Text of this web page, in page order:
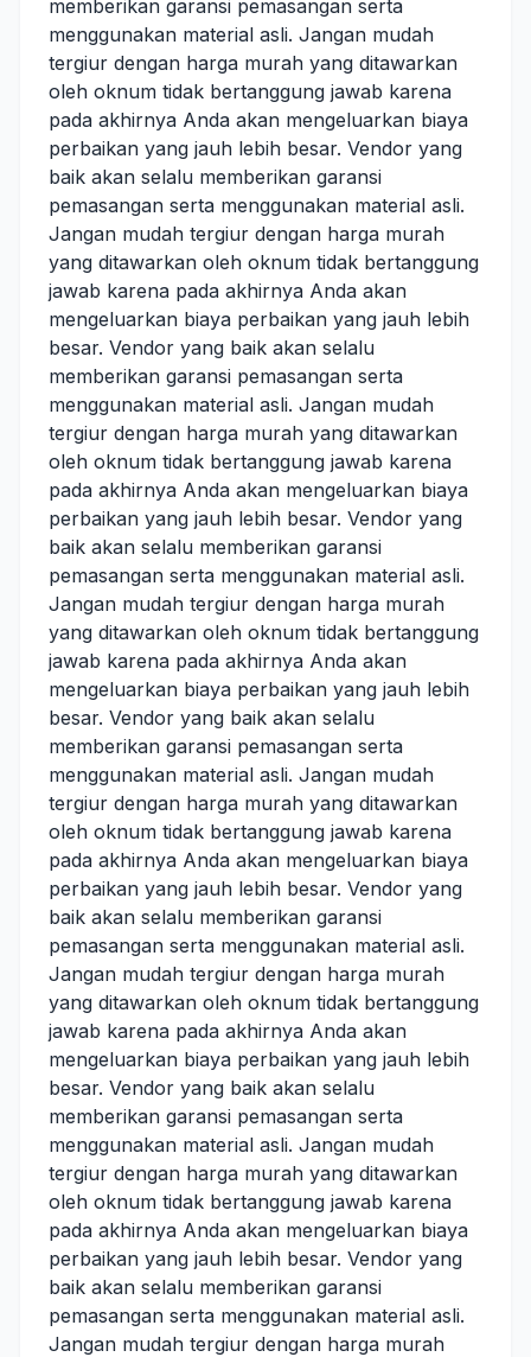
memberikan garansi pemasangan serta
menggunakan material asli. Jangan mudah
tergiur dengan harga murah yang ditawarkan
oleh oknum tidak bertanggung jawab karena
pada akhirnya Anda akan mengeluarkan biaya
perbaikan yang jauh lebih besar. Vendor yang
baik akan selalu memberikan garansi
pemasangan serta menggunakan material asli.
Jangan mudah tergiur dengan harga murah
yang ditawarkan oleh oknum tidak bertanggung
jawab karena pada akhirnya Anda akan
mengeluarkan biaya perbaikan yang jauh lebih
besar. Vendor yang baik akan selalu
memberikan garansi pemasangan serta
menggunakan material asli. Jangan mudah
tergiur dengan harga murah yang ditawarkan
oleh oknum tidak bertanggung jawab karena
pada akhirnya Anda akan mengeluarkan biaya
perbaikan yang jauh lebih besar. Vendor yang
baik akan selalu memberikan garansi
pemasangan serta menggunakan material asli.
Jangan mudah tergiur dengan harga murah
yang ditawarkan oleh oknum tidak bertanggung
jawab karena pada akhirnya Anda akan
mengeluarkan biaya perbaikan yang jauh lebih
besar. Vendor yang baik akan selalu
memberikan garansi pemasangan serta
menggunakan material asli. Jangan mudah
tergiur dengan harga murah yang ditawarkan
oleh oknum tidak bertanggung jawab karena
pada akhirnya Anda akan mengeluarkan biaya
perbaikan yang jauh lebih besar. Vendor yang
baik akan selalu memberikan garansi
pemasangan serta menggunakan material asli.
Jangan mudah tergiur dengan harga murah
yang ditawarkan oleh oknum tidak bertanggung
jawab karena pada akhirnya Anda akan
mengeluarkan biaya perbaikan yang jauh lebih
besar. Vendor yang baik akan selalu
memberikan garansi pemasangan serta
menggunakan material asli. Jangan mudah
tergiur dengan harga murah yang ditawarkan
oleh oknum tidak bertanggung jawab karena
pada akhirnya Anda akan mengeluarkan biaya
perbaikan yang jauh lebih besar. Vendor yang
baik akan selalu memberikan garansi
pemasangan serta menggunakan material asli.
Jangan mudah tergiur dengan harga murah